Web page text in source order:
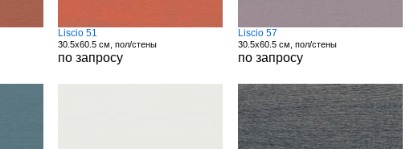
Liscio 51
30.5x60.5 см, пол/стены
по запросу
Liscio 57
30.5x60.5 см, пол/стены
по запросу